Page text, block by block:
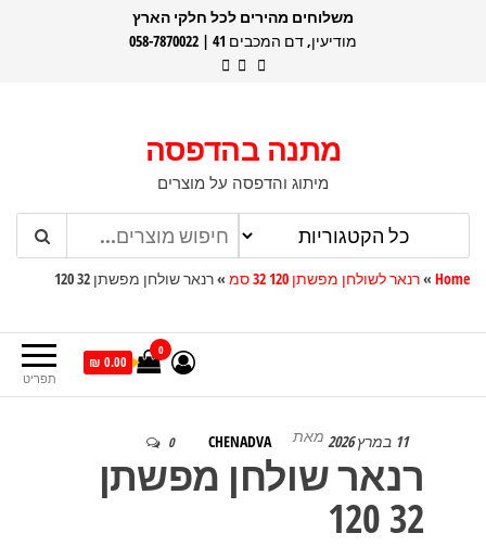
משלוחים מהירים לכל חלקי הארץ
מודיעין, דם המכבים 41 | 058-7870022
מתנה בהדפסה
מיתוג והדפסה על מוצרים
Home
»רנאר לשולחן מפשתן 120 32 סמ »רנאר שולחן מפשתן 32 120
תפריט
0
0.00 ₪
11 במרץ 2026 מאת CHENADVA
0
רנאר שולחן מפשתן
32 120